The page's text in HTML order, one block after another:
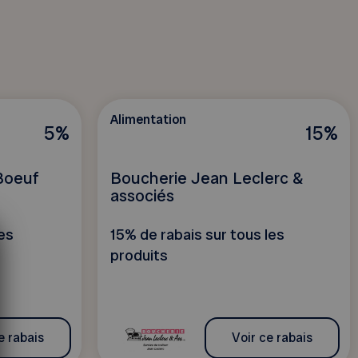
5%
rabais
15%
Alimentation
Boucherie Jean Leclerc &
associés
15% de rabais sur tous les
produits
Voir ce rabais